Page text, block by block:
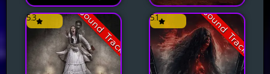
(2025)Sound Track
5.3 Sound Track
5.1